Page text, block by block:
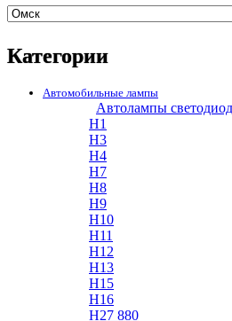
Категории
Автомобильные лампы
Автолампы
H1
H3
H4
H7
H8
H9
H10
H11
H12
H13
H15
H16
H27 880